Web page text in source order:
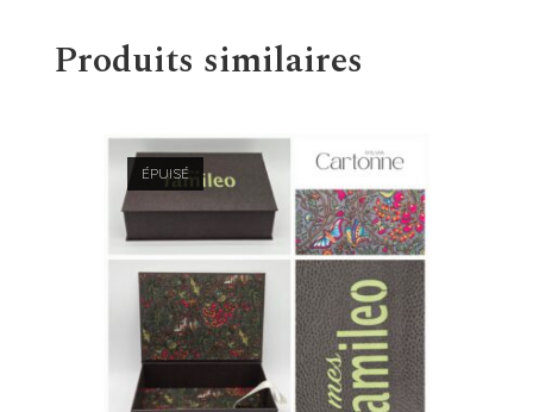
Produits similaires
ÉPUISÉ